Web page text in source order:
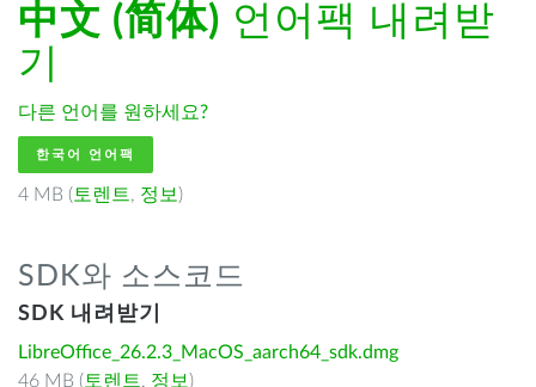
中文 (简体) 언어팩 내려받
기
다른 언어를 원하세요?
한국어 언어팩
4 MB ( 토렌트, 정보 )
SDK와 소스코드
SDK 내려받기
LibreOffice_26.2.3_MacOS_aarch64_sdk.dmg
46 MB ( 토렌트, 정보 )